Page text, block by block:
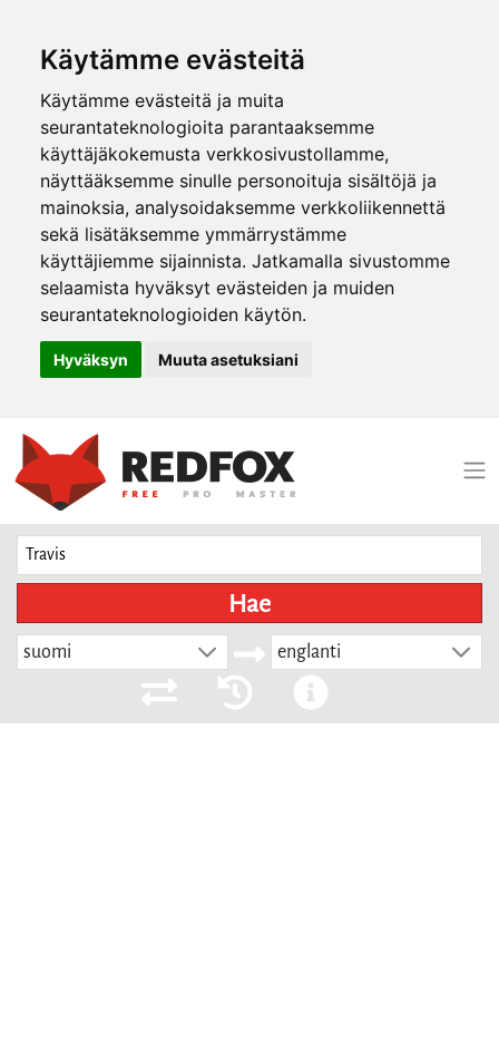
Käytämme evästeitä
Käytämme evästeitä ja muita
seurantateknologioita parantaaksemme
käyttäjäkokemusta verkkosivustollamme,
näyttääksemme sinulle personoituja sisältöjä ja
mainoksia, analysoidaksemme verkkoliikennettä
sekä lisätäksemme ymmärrystämme
käyttäjiemme sijainnista. Jatkamalla sivustomme
selaamista hyväksyt evästeiden ja muiden
seurantateknologioiden käytön.
Hyväksyn Muuta asetuksiani
Hae
suomi englanti